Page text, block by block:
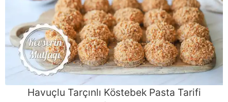
Havuçlu Tarçınlı Köstebek Pasta Tarifi